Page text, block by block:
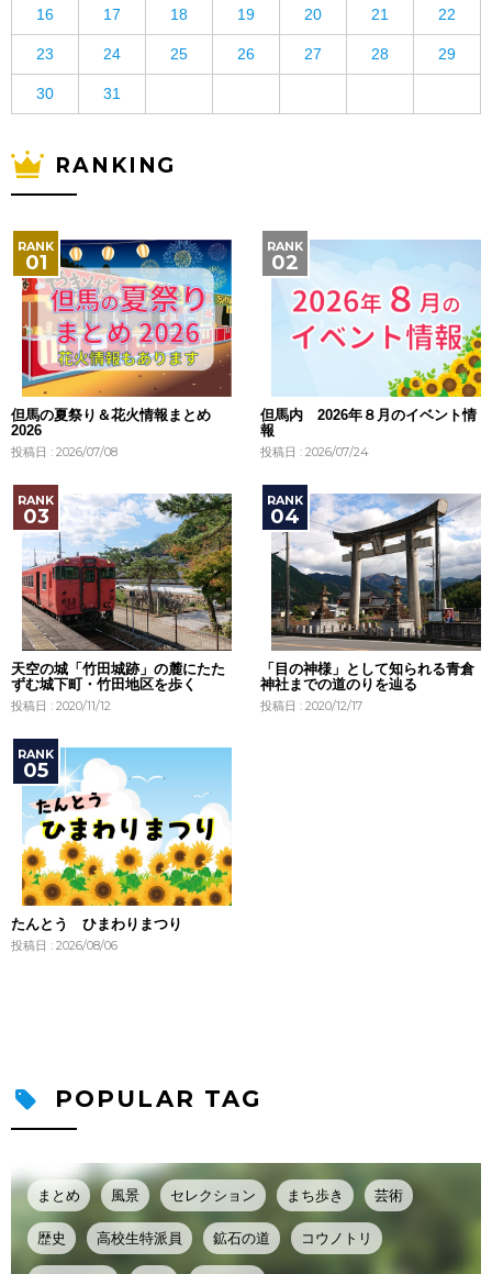
16 17 18 19 20 21 22
23 24 25 26 27 28 29
30 31
RANKING
但馬の夏祭り＆花火情報まとめ
2026
投稿日 : 2026/07/08
但馬内 2026年８月のイベント情
報
投稿日 : 2026/07/24
天空の城「竹田城跡」の麓にたた
ずむ城下町・竹田地区を歩く
投稿日 : 2020/11/12
「目の神様」として知られる青倉
神社までの道のりを辿る
投稿日 : 2020/12/17
たんとう ひまわりまつり
投稿日 : 2026/08/06
POPULAR TAG
まとめ 風景 セレクション まち歩き 芸術
歴史 高校生特派員 鉱石の道 コウノトリ